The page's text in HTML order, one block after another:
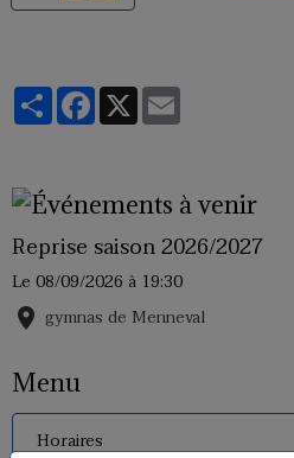
PartagerFacebook
X
Reprise saison 2026/2027
Le 08/09/2026 à 19:30
gymnas de Menneval
Menu
Horaires